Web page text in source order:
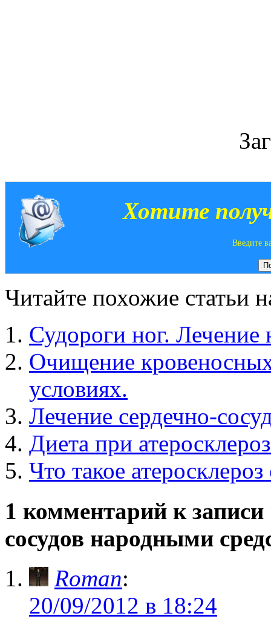
Хотите
Введите
Читайте похожие статьи
Судороги ног.
Очищение
условиях.
Лечение сердечно-
Диета при
Что такое атеросклероз
1 комментарий к записи
сосудов народными
Roman:
20/09/2012 в 18:24